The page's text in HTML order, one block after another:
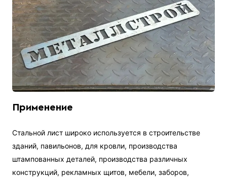
Применение
Стальной лист широко используется в строительстве
зданий, павильонов, для кровли, производства
штампованных деталей, производства различных
конструкций, рекламных щитов, мебели, заборов,